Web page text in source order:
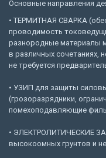
Основные направления
• ТЕРМИТНАЯ СВАРКА
проводимость
разнородные материалы
в различных сочетаниях,
не требуется
• УЗИП для защиты
(грозоразрядники,
помехоподавляющие
• ЭЛЕКТРОЛИТИЧЕСКИЕ
высокоомных грунтов и